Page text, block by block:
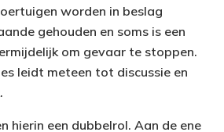
worden in beslag
gehouden en soms is een
om gevaar te stoppen.
leidt meteen tot discussie en
hierin een dubbelrol. Aan de ene